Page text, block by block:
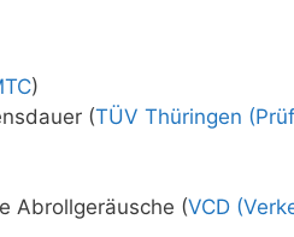
)
(TÜV Thüringen
Abrollgeräusche (VCD